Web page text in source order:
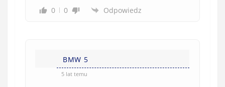
0 0 Odpowiedz
BMW 5
5 lat temu